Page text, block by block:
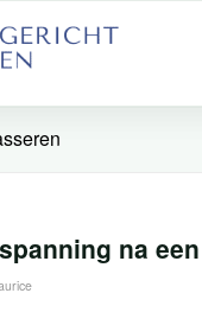
na